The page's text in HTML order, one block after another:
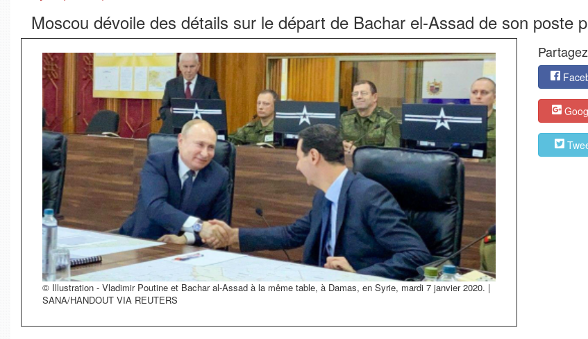
Moscou dévoile des détails sur le départ de Bachar el-Assad de son poste
© Illustration - Vladimir Poutine et Bachar al-Assad à la même table, à Damas, en Syrie, mardi 7 janvier 2020. |
SANA/HANDOUT VIA REUTERS